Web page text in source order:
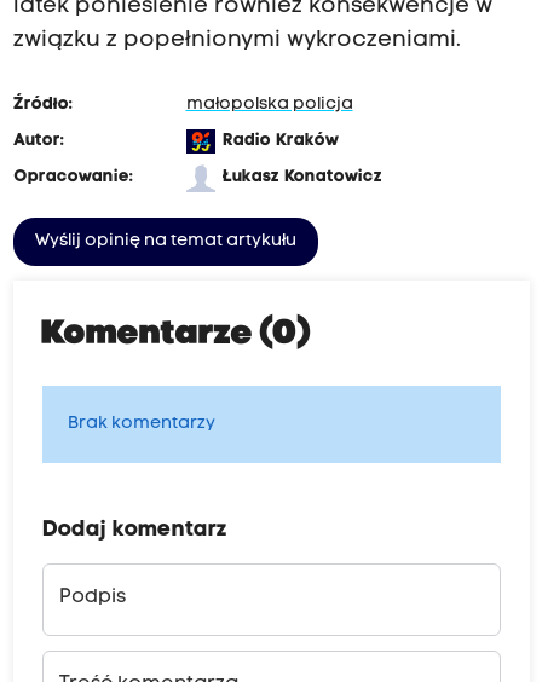
latek poniesienie również konsekwencje w
związku z popełnionymi wykroczeniami.
Źródło:
małopolska policja
Autor:
Radio Kraków
Opracowanie:
Łukasz Konatowicz
Wyślij opinię na temat artykułu
Komentarze (0)
Brak komentarzy
Dodaj komentarz
Podpis